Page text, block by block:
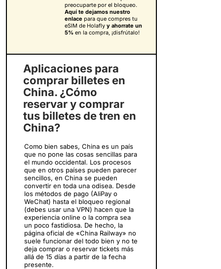
preocuparte por el bloqueo.
Aquí te dejamos nuestro
enlace para que compres tu
eSIM de Holafly y ahorrate un
5%en la compra, ¡disfrútalo!
Aplicaciones para
comprar billetes en
China. ¿Cómo
reservar y comprar
tus billetes de tren en
China?
Como bien sabes, China es un país
que no pone las cosas sencillas para
el mundo occidental. Los procesos
que en otros países pueden parecer
sencillos, en China se pueden
convertir en toda una odisea. Desde
los métodos de pago (AliPay o
WeChat) hasta el bloqueo regional
(debes usar una VPN) hacen que la
experiencia online o la compra sea
un poco fastidiosa. De hecho, la
página oficial de «China Railway» no
suele funcionar del todo bien y no te
deja comprar o reservar tickets más
allá de 15 días a partir de la fecha
presente.